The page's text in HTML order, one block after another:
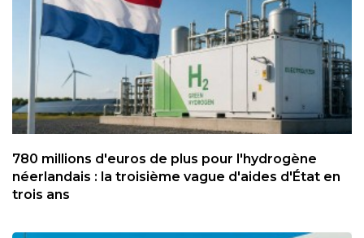
780 millions d'euros de plus pour l'hydrogène
néerlandais : la troisième vague d'aides d'État en
trois ans